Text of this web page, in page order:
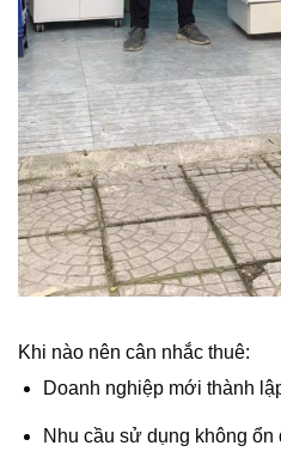
Khi nào nên cân nhắc thuê:
Doanh nghiệp mới thành
Nhu cầu sử dụng không ổn